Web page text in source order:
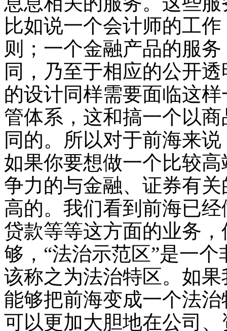
比如说一个会计师的工
则；一个金融产品的服
同，乃至于相应的公开
的设计同样需要面临这
管体系，这和搞一个以
同的。所以对于前海来
如果你要想做一个比较
争力的与金融、证券有
高的。我们看到前海已
贷款等等这方面的业务
够，“法治示范区”是一
该称之为法治特区。如
能够把前海变成一个法
可以更加大胆地在公司